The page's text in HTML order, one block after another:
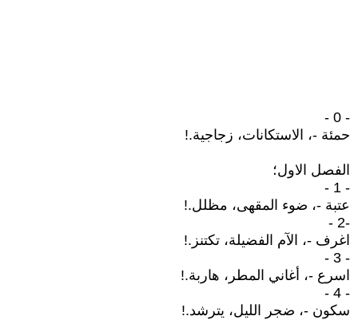
- 0 -
حمئة -، الاستكانات، زجاجية.!
الفصل الاول؛
- 1 -
عتبة -، ضوء المقهى، مظلل.!
-2 -
اغرف -، الآم الفضيلة، تكتنز.!
- 3 -
اسرع -، أغاني المطر، هاربة.!
- 4 -
سكون -، ضجر الليل، يترشد.!